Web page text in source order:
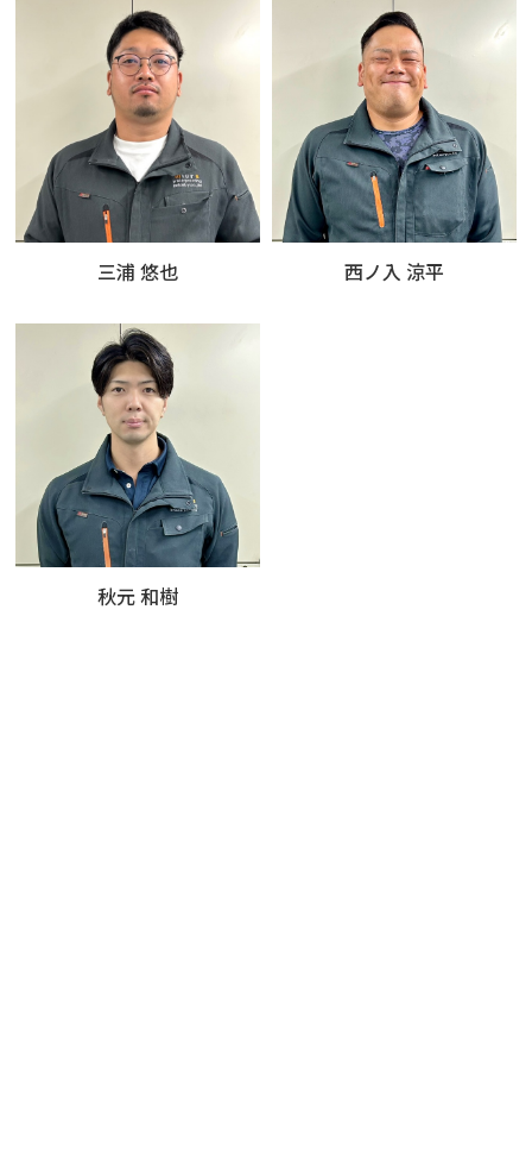
三浦 悠也 西ノ入 涼平
秋元 和樹